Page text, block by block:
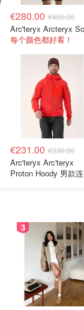
€280.00 €400.00
每个颜色都好看！
€231.00 €330.00
Arc'teryx Arc'teryx
Proton Hoody 男款
3